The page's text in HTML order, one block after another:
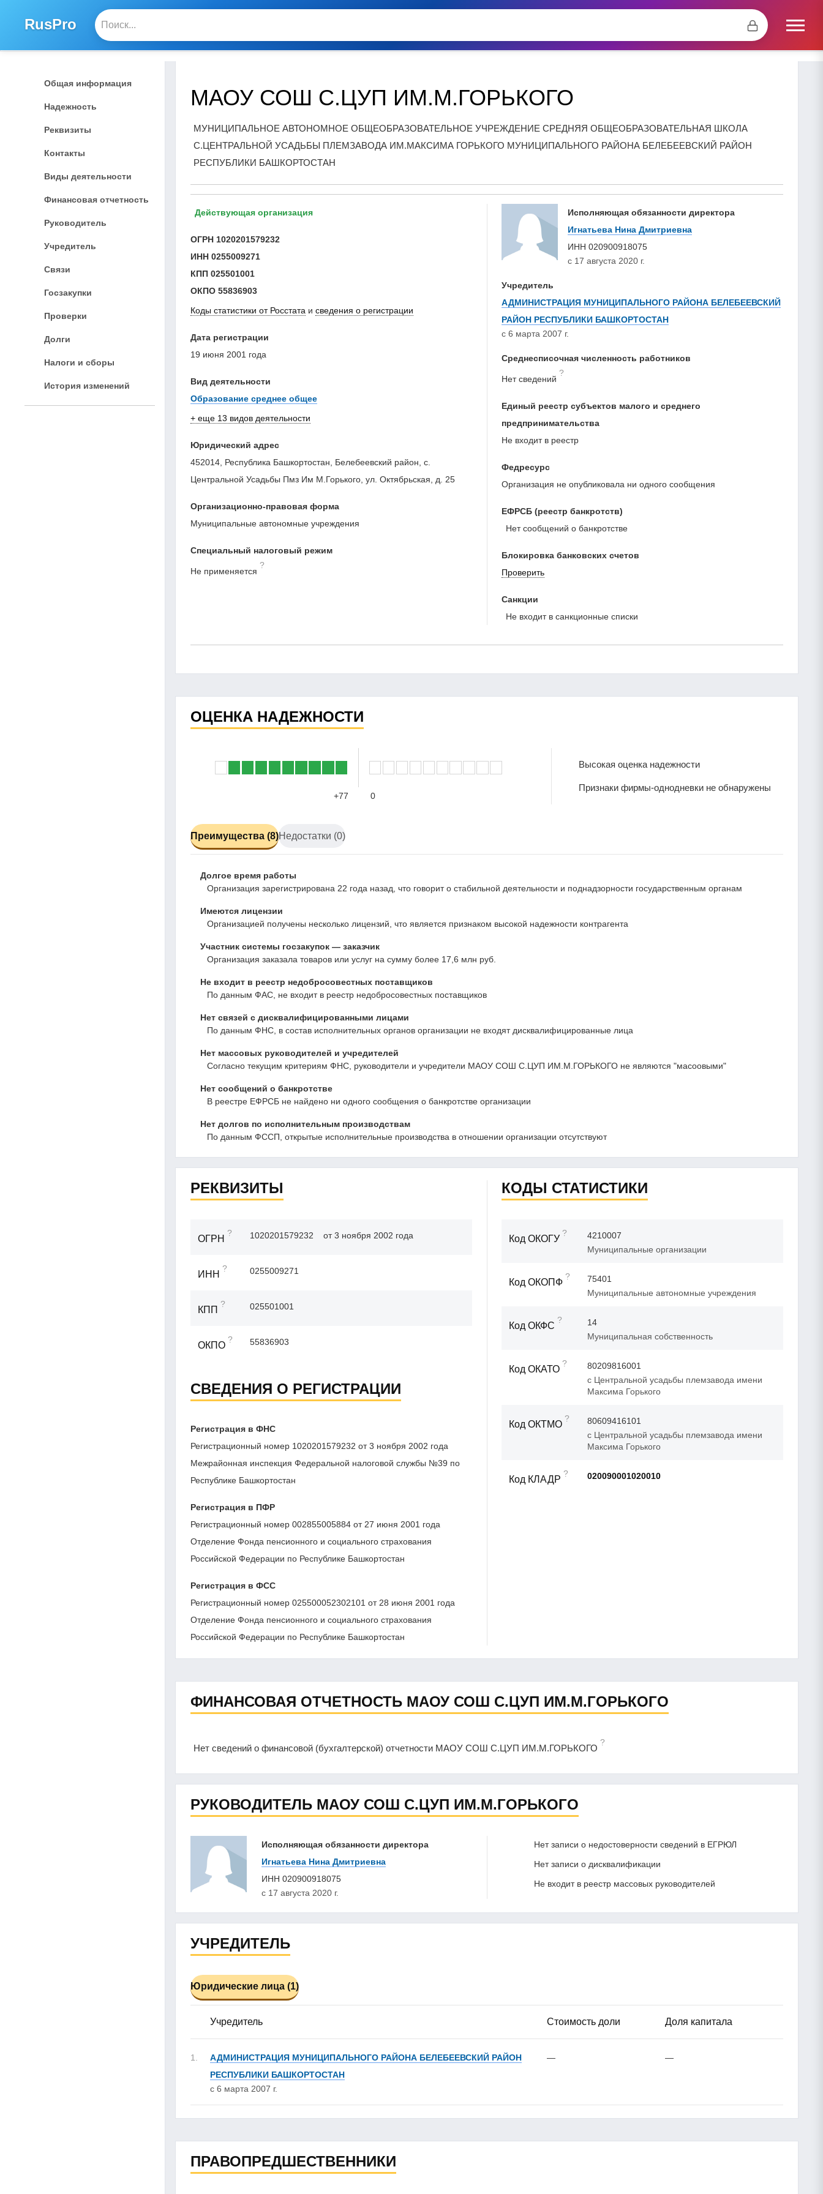
RusPro
Общая информация
Надежность
Реквизиты
Контакты
Виды деятельности
Финансовая отчетность
Руководитель
Учредитель
Связи
Госзакупки
Проверки
Долги
Налоги и сборы
История изменений
МАОУ СОШ С.ЦУП ИМ.М.ГОРЬКОГО
МУНИЦИПАЛЬНОЕ АВТОНОМНОЕ ОБЩЕОБРАЗОВАТЕЛЬНОЕ УЧРЕЖДЕНИЕ СРЕДНЯЯ ОБЩЕОБРАЗОВАТЕЛЬНАЯ ШКОЛА
С.ЦЕНТРАЛЬНОЙ УСАДЬБЫ ПЛЕМЗАВОДА ИМ.МАКСИМА ГОРЬКОГО МУНИЦИПАЛЬНОГО РАЙОНА БЕЛЕБЕЕВСКИЙ РАЙОН
РЕСПУБЛИКИ БАШКОРТОСТАН
Действующая организация
ОГРН 1020201579232
ИНН 0255009271
КПП 025501001
ОКПО 55836903
Коды статистики от Росстата и сведения о регистрации
Дата регистрации
19 июня 2001 года
Вид деятельности
Образование среднее общее
+ еще 13 видов деятельности
Юридический адрес
452014, Республика Башкортостан, Белебеевский район, с.
Центральной Усадьбы Пмз Им М.Горького, ул. Октябрьская, д. 25
Организационно-правовая форма
Муниципальные автономные учреждения
Специальный налоговый режим
Не применяется
?
Исполняющая обязанности директора
Игнатьева Нина Дмитриевна
ИНН 020900918075
с 17 августа 2020 г.
Учредитель
АДМИНИСТРАЦИЯ МУНИЦИПАЛЬНОГО РАЙОНА БЕЛЕБЕЕВСКИЙ
РАЙОН РЕСПУБЛИКИ БАШКОРТОСТАН
с 6 марта 2007 г.
Среднесписочная численность работников
Нет сведений
?
Единый реестр субъектов малого и среднего
предпринимательства
Не входит в реестр
Федресурс
Организация не опубликовала ни одного сообщения
ЕФРСБ (реестр банкротств)
Нет сообщений о банкротстве
Блокировка банковских счетов
Проверить
Санкции
Не входит в санкционные списки
ОЦЕНКА НАДЕЖНОСТИ
+77 0
Высокая оценка надежности
Признаки фирмы-однодневки не обнаружены
Преимущества (8)Недостатки (0)
Долгое время работы
Организация зарегистрирована 22 года назад, что говорит о стабильной деятельности и поднадзорности государственным органам
Имеются лицензии
Организацией получены несколько лицензий, что является признаком высокой надежности контрагента
Участник системы госзакупок — заказчик
Организация заказала товаров или услуг на сумму более 17,6 млн руб.
Не входит в реестр недобросовестных поставщиков
По данным ФАС, не входит в реестр недобросовестных поставщиков
Нет связей с дисквалифицированными лицами
По данным ФНС, в состав исполнительных органов организации не входят дисквалифицированные лица
Нет массовых руководителей и учредителей
Согласно текущим критериям ФНС, руководители и учредители МАОУ СОШ С.ЦУП ИМ.М.ГОРЬКОГО не являются "масоовыми"
Нет сообщений о банкротстве
В реестре ЕФРСБ не найдено ни одного сообщения о банкротстве организации
Нет долгов по исполнительным производствам
По данным ФССП, открытые исполнительные производства в отношении организации отсутствуют
РЕКВИЗИТЫ
ОГРН
? 1020201579232 от 3 ноября 2002 года
ИНН
? 0255009271
КПП
? 025501001
ОКПО
? 55836903
СВЕДЕНИЯ О РЕГИСТРАЦИИ
Регистрация в ФНС
Регистрационный номер 1020201579232 от 3 ноября 2002 года
Межрайонная инспекция Федеральной налоговой службы №39 по
Республике Башкортостан
Регистрация в ПФР
Регистрационный номер 002855005884 от 27 июня 2001 года
Отделение Фонда пенсионного и социального страхования
Российской Федерации по Республике Башкортостан
Регистрация в ФСС
Регистрационный номер 025500052302101 от 28 июня 2001 года
Отделение Фонда пенсионного и социального страхования
Российской Федерации по Республике Башкортостан
КОДЫ СТАТИСТИКИ
Код ОКОГУ
?
4210007
Муниципальные организации
Код ОКОПФ
?
75401
Муниципальные автономные учреждения
Код ОКФС
?
14
Муниципальная собственность
Код ОКАТО
?
80209816001
с Центральной усадьбы племзавода имени
Максима Горького
Код ОКТМО
?
80609416101
с Центральной усадьбы племзавода имени
Максима Горького
Код КЛАДР
? 020090001020010
ФИНАНСОВАЯ ОТЧЕТНОСТЬ МАОУ СОШ С.ЦУП ИМ.М.ГОРЬКОГО
Нет сведений о финансовой (бухгалтерской) отчетности МАОУ СОШ С.ЦУП ИМ.М.ГОРЬКОГО
?
РУКОВОДИТЕЛЬ МАОУ СОШ С.ЦУП ИМ.М.ГОРЬКОГО
Исполняющая обязанности директора
Игнатьева Нина Дмитриевна
ИНН 020900918075
с 17 августа 2020 г.
Нет записи о недостоверности сведений в ЕГРЮЛ
Нет записи о дисквалификации
Не входит в реестр массовых руководителей
УЧРЕДИТЕЛЬ
Юридические лица (1)
Учредитель Стоимость доли Доля капитала
1.
АДМИНИСТРАЦИЯ МУНИЦИПАЛЬНОГО РАЙОНА БЕЛЕБЕЕВСКИЙ РАЙОН
РЕСПУБЛИКИ БАШКОРТОСТАН
с 6 марта 2007 г.
— —
ПРАВОПРЕДШЕСТВЕННИКИ